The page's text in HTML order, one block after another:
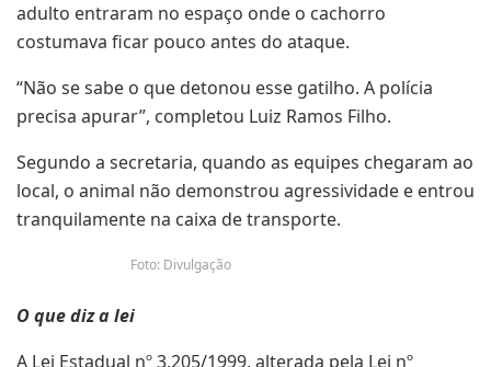
adulto entraram no espaço onde o cachorro
costumava ficar pouco antes do ataque.
“Não se sabe o que detonou esse gatilho. A polícia
precisa apurar”, completou Luiz Ramos Filho.
Segundo a secretaria, quando as equipes chegaram ao
local, o animal não demonstrou agressividade e entrou
tranquilamente na caixa de transporte.
Foto: Divulgação
O que diz a lei
A Lei Estadual nº 3.205/1999, alterada pela Lei nº